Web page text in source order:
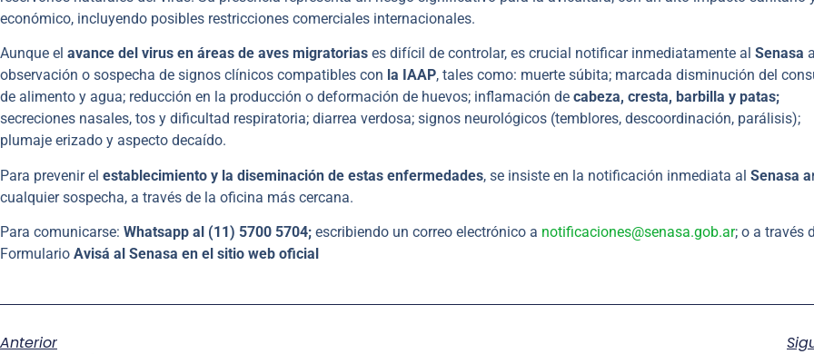
económico, incluyendo posibles restricciones comerciales internacionales.
Aunque el avance del virus en áreas de aves migratorias es difícil de controlar, es crucial notificar inmediatamente al Senasa
observación o sospecha de signos clínicos compatibles con la IAAP, tales como: muerte súbita; marcada disminución del
de alimento y agua; reducción en la producción o deformación de huevos; inflamación de cabeza, cresta, barbilla y patas;
secreciones nasales, tos y dificultad respiratoria; diarrea verdosa; signos neurológicos (temblores, descoordinación, parálisis);
plumaje erizado y aspecto decaído.
Para prevenir el establecimiento y la diseminación de estas enfermedades, se insiste en la notificación inmediata al Senasa a
cualquier sospecha, a través de la oficina más cercana.
Para comunicarse: Whatsapp al (11) 5700 5704; escribiendo un correo electrónico a notificaciones@senasa.gob.ar; o a través
Formulario Avisá al Senasa en el sitio web oficial
Anterior